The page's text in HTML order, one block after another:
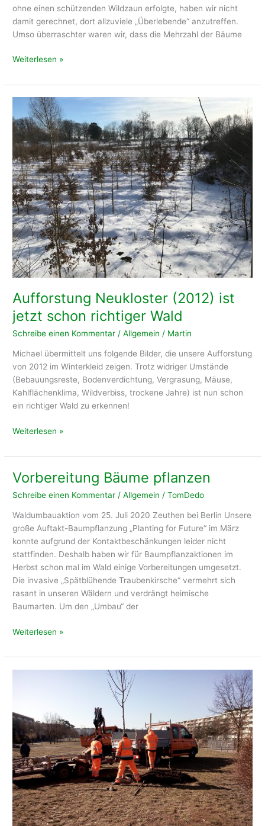
ohne einen schützenden Wildzaun erfolgte, haben wir nicht
damit gerechnet, dort allzuviele „Überlebende“ anzutreffen.
Umso überraschter waren wir, dass die Mehrzahl der Bäume
Im
Jahr
nach
unserer
Pflanzung:
Kiefernforst
ist
ein
Mischwald
geworden
Weiterlesen »
Aufforstung Neukloster (2012) ist
jetzt schon richtiger Wald
Schreibe einen Kommentar /Allgemein / Martin
Michael übermittelt uns folgende Bilder, die unsere Aufforstung
von 2012 im Winterkleid zeigen. Trotz widriger Umstände
(Bebauungsreste, Bodenverdichtung, Vergrasung, Mäuse,
Kahlflächenklima, Wildverbiss, trockene Jahre) ist nun schon
ein richtiger Wald zu erkennen!
Aufforstung
(2012)
jetzt
schon
Weiterlesen »
Vorbereitung Bäume pflanzen
Schreibe einen Kommentar /Allgemein /TomDedo
Waldumbauaktion vom 25. Juli 2020 Zeuthen bei Berlin Unsere
große Auftakt-Baumpflanzung „Planting for Future“ im März
konnte aufgrund der Kontaktbeschänkungen leider nicht
stattfinden. Deshalb haben wir für Baumpflanzaktionen im
Herbst schon mal im Wald einige Vorbereitungen umgesetzt.
Die invasive „Spätblühende Traubenkirsche“ vermehrt sich
rasant in unseren Wäldern und verdrängt heimische
Baumarten. Um den „Umbau“ der
Vorbereitung
pflanzen
Weiterlesen »